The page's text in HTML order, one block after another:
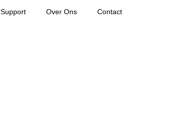
Support Over Ons Contact